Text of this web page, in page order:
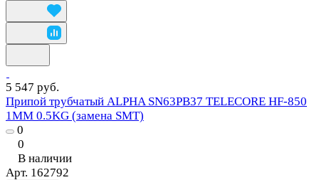
5 547 руб.
Припой трубчатый ALPHA SN63PB37 TELECORE HF-850
1MM 0.5KG (замена SMT)
0
0
В наличии
Арт. 162792